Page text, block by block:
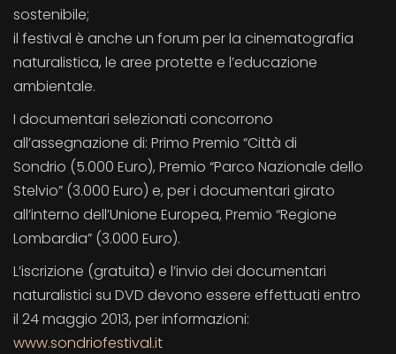
sostenibile;
il festival è anche un forum per la cinematografia
naturalistica, le aree protette e l’educazione
ambientale.
I documentari selezionati concorrono
all’assegnazione di: Primo Premio “Città di
Sondrio (5.000 Euro), Premio “Parco Nazionale dello
Stelvio” (3.000 Euro) e, per i documentari girato
all’interno dell’Unione Europea, Premio “Regione
Lombardia” (3.000 Euro).
L’iscrizione (gratuita) e l’invio dei documentari
naturalistici su DVD devono essere effettuati entro
il 24 maggio 2013, per informazioni:
www.sondriofestival.it